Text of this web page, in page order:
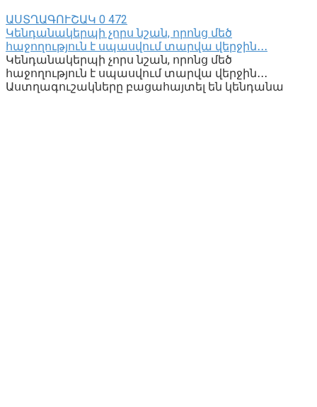
ԱՍՏՂԱԳՈՒՇԱԿ 0 472
Կենդանակերպի չորս նշան, որոնց մեծ
հաջողություն է սպասվում տարվա վերջին․․․
Կենդանակերպի չորս նշան, որոնց մեծ
հաջողություն է սպասվում տարվա վերջին․․․
Աստղագուշակները բացահայտել են կենդանա